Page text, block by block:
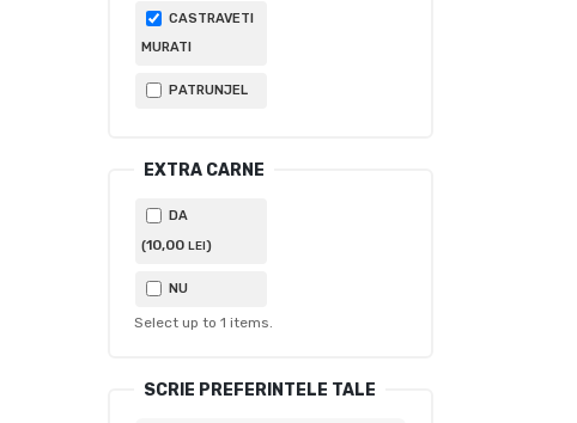
CASTRAVETI
MURATI
PATRUNJEL
EXTRA CARNE
DA
(10,00 LEI)
NU
Select up to 1 items.
SCRIE PREFERINTELE TALE